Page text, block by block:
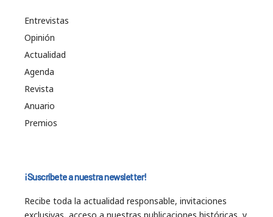
Entrevistas
Opinión
Actualidad
Agenda
Revista
Anuario
Premios
¡Suscríbete a nuestra newsletter!
Recibe toda la actualidad responsable, invitaciones